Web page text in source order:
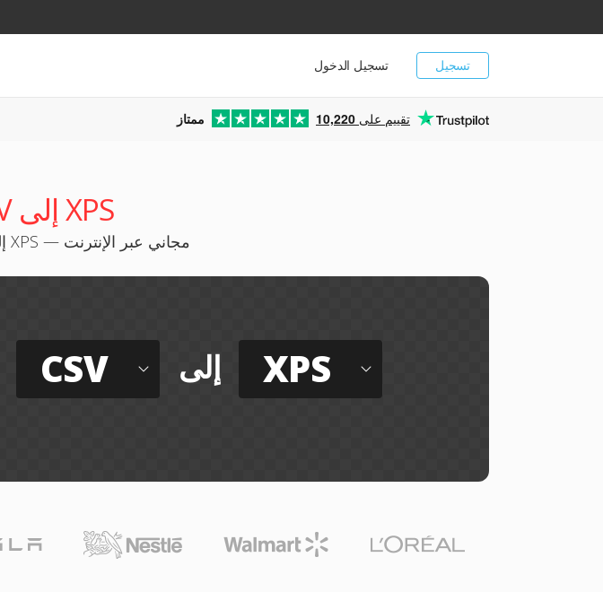
تسجيل تسجيل الدخول
ممتاز 10,220 تقييم على
محول CSV إلى XPS
حوّل بيانات CSV إلى مستندات XPS — مجاني عبر الإنترنت
CSV إلى XPS